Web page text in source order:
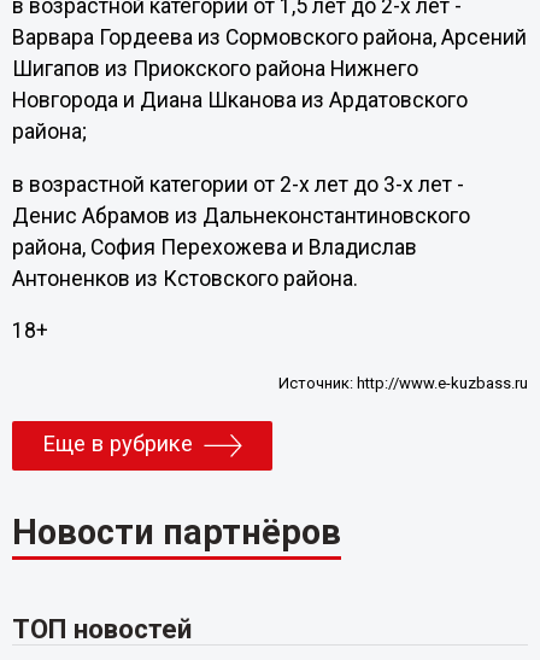
в возрастной категории от 1,5 лет до 2-х лет -
Варвара Гордеева из Сормовского района, Арсений
Шигапов из Приокского района Нижнего
Новгорода и Диана Шканова из Ардатовского
района;
в возрастной категории от 2-х лет до 3-х лет -
Денис Абрамов из Дальнеконстантиновского
района, София Перехожева и Владислав
Антоненков из Кстовского района.
18+
Источник: http://www.e-kuzbass.ru
Еще в рубрике
Новости партнёров
ТОП новостей